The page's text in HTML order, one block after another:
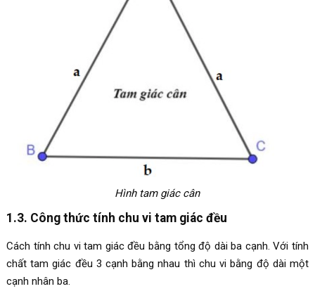
Hình tam giác cân
1.3. Công thức tính chu vi tam giác đều
Cách tính chu vi tam giác đều bằng tổng độ dài ba cạnh. Với tính
chất tam giác đều 3 cạnh bằng nhau thì chu vi bằng độ dài một
cạnh nhân ba.